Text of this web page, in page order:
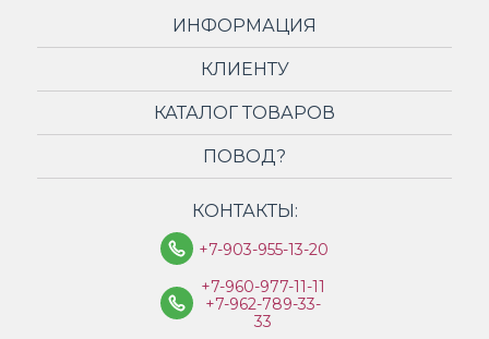
ИНФОРМАЦИЯ
КЛИЕНТУ
КАТАЛОГ ТОВАРОВ
ПОВОД?
КОНТАКТЫ:
+7-903-955-13-20
+7-960-977-11-11
+7-962-789-33-
33